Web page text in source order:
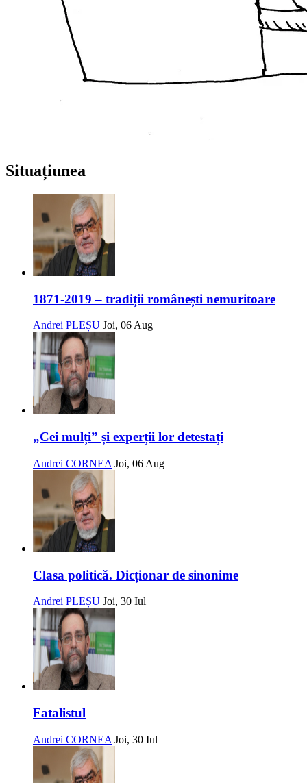
Situațiunea
1871-2019 – tradiții românești nemuritoare
Andrei PLEȘU Joi, 06 Aug
„Cei mulți” și experții lor detestați
Andrei CORNEA Joi, 06 Aug
Clasa politică. Dicționar de sinonime
Andrei PLEȘU Joi, 30 Iul
Fatalistul
Andrei CORNEA Joi, 30 Iul